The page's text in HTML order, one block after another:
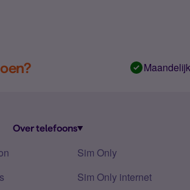
Over telefoons
Sim Only
Sim Only internet